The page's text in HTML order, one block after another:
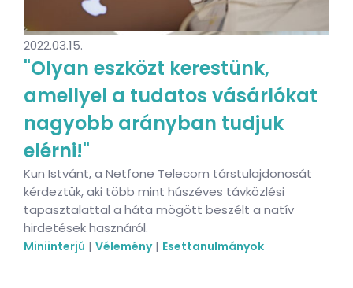
2022.03.15.
"Olyan eszközt kerestünk,
amellyel a tudatos vásárlókat
nagyobb arányban tudjuk
elérni!"
Kun Istvánt, a Netfone Telecom társtulajdonosát
kérdeztük, aki több mint húszéves távközlési
tapasztalattal a háta mögött beszélt a natív
hirdetések hasznáról.
Miniinterjú | Vélemény| Esettanulmányok